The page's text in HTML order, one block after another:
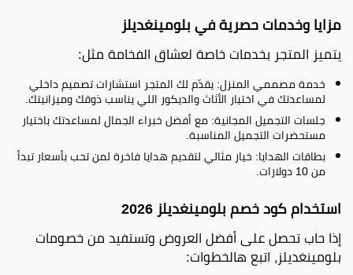
مزايا وخدمات حصرية في بلومينغديلز
يتميز المتجر بخدمات خاصة لعشاق الفخامة مثل:
خدمة مصممي المنزل: يقدّم لك المتجر استشارات تصميم داخلي
لمساعدتك في اختيار الأثاث والديكور اللي يناسب ذوقك وميزانيتك.
جلسات التجميل المجانية: مع أفضل خبراء الجمال لمساعدتك باختيار
مستحضرات التجميل المناسبة.
بطاقات الهدايا: خيار مثالي لتقديم هدايا فاخرة لمن تحب بأسعار تبدأ
من 10 دولارات.
استخدام كود خصم بلومينغديلز 2026
إذا حاب تحصل على أفضل العروض وتستفيد من خصومات
بلومينغديلز، اتبع هالخطوات: